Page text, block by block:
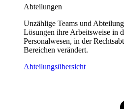
Abteilungen
Unzählige Teams und
Lösungen ihre Arbeitsweise in
Personalwesen, in der
Bereichen verändert.
Abteilungsübersicht